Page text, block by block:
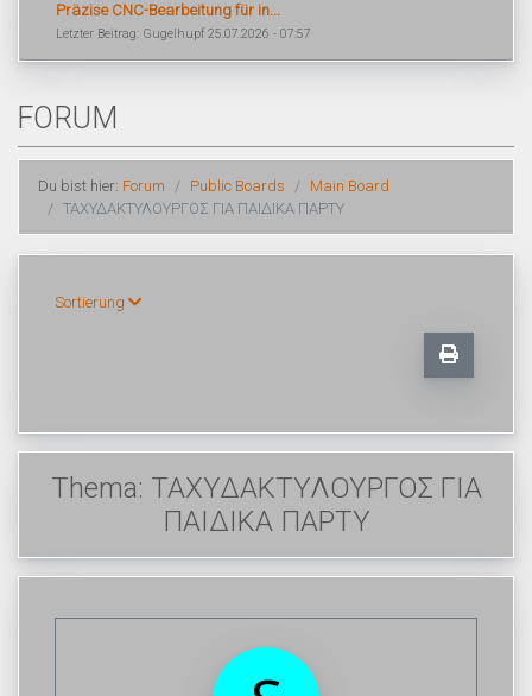
Präzise CNC-Bearbeitung für in...
Letzter Beitrag: Gugelhupf 25.07.2026 - 07:57
FORUM
Du bist hier: Forum Public Boards
Main Board
ΤΑΧΥΔΑΚΤΥΛΟΥΡΓΟΣ ΓΙΑ ΠΑΙΔΙΚΑ ΠΑΡΤΥ
Sortierung
Thema: ΤΑΧΥΔΑΚΤΥΛΟΥΡΓΟΣ ΓΙΑ
ΠΑΙΔΙΚΑ ΠΑΡΤΥ